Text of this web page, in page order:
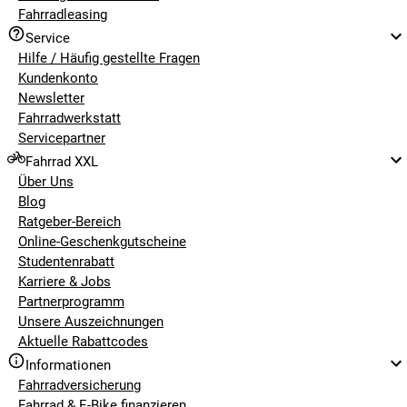
DIE VOR- UND NACHTEILE DER TRELOCK
FALTSCHLÖSSER
Vorteile:
hohe Sicherheitslevel
gummierte Streben beugen Kratzern am Fahrradrahmen
einfaches und innovatives X-PRESS Halterungssystem
vereinfachtes Abschließen durch 360° drehbaren
Einsteckbereich inkl. Wendeschlüssel
sicherer IN-X-Schließzylinder
Staubkappen schützen vor dem Eindringen von
Schmutz und Feuchtigkeit
Fahrradleasing
Service
Hilfe / Häufig gestellte Fragen
Kundenkonto
Newsletter
Fahrradwerkstatt
Servicepartner
Fahrrad XXL
Über Uns
Blog
Ratgeber-Bereich
Online-Geschenkgutscheine
Studentenrabatt
Karriere & Jobs
Partnerprogramm
Unsere Auszeichnungen
Aktuelle Rabattcodes
Informationen
Fahrradversicherung